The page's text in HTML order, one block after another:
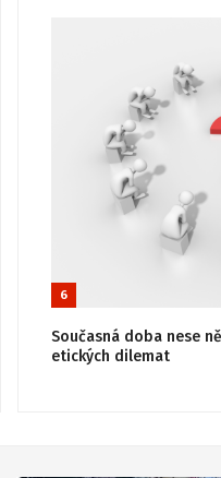
6
Současná doba nese
etických dilemat